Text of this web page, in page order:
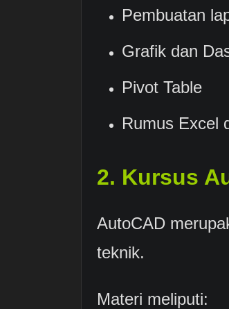
Pembuatan
Grafik dan
Pivot Table
Rumus Excel
2. Kursus
AutoCAD
teknik.
Materi meliputi: